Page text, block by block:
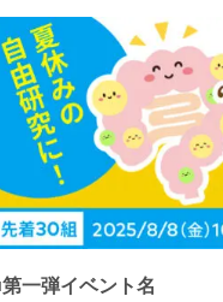
一弾イベント名